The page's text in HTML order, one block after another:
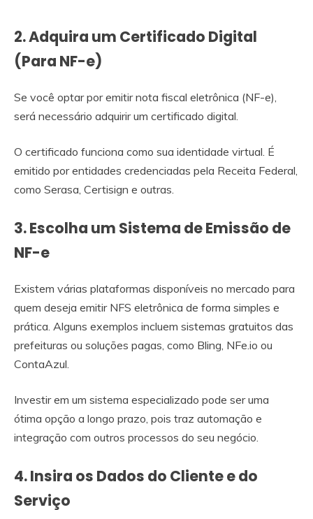
2. Adquira um Certificado Digital
(Para NF-e)
Se você optar por emitir nota fiscal eletrônica (NF-e),
será necessário adquirir um certificado digital.
O certificado funciona como sua identidade virtual. É
emitido por entidades credenciadas pela Receita Federal,
como Serasa, Certisign e outras.
3. Escolha um Sistema de Emissão de
NF-e
Existem várias plataformas disponíveis no mercado para
quem deseja emitir NFS eletrônica de forma simples e
prática. Alguns exemplos incluem sistemas gratuitos das
prefeituras ou soluções pagas, como Bling, NFe.io ou
ContaAzul.
Investir em um sistema especializado pode ser uma
ótima opção a longo prazo, pois traz automação e
integração com outros processos do seu negócio.
4. Insira os Dados do Cliente e do
Serviço